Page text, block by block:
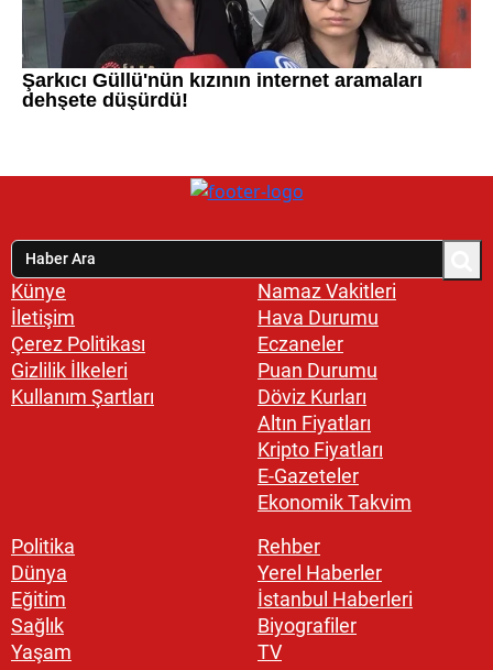
Künye
İletişim
Çerez Politikası
Gizlilik İlkeleri
Kullanım Şartları
Namaz Vakitleri
Hava Durumu
Eczaneler
Puan Durumu
Döviz Kurları
Altın Fiyatları
Kripto Fiyatları
E-Gazeteler
Ekonomik Takvim
Politika
Dünya
Eğitim
Sağlık
Yaşam
Rehber
Yerel Haberler
İstanbul Haberleri
Biyografiler
TV